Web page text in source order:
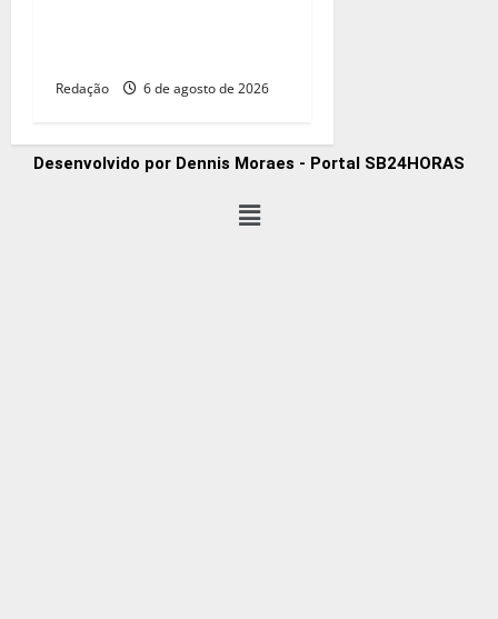
Redação 6 de agosto de 2026
Desenvolvido por Dennis Moraes - Portal SB24HORAS